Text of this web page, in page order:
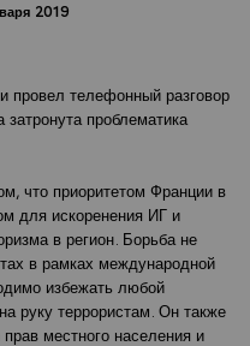
2019
провел телефонный разговор
проблематика
что приоритетом Франции в
для искоренения ИГ и
в регион. Борьба не
в рамках международной
избежать любой
руку террористам. Он также
местного населения и